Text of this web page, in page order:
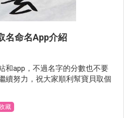
名命名app介紹
和app，不過名字的分數也不要
續努力，祝大家順利幫寶貝取個
藏